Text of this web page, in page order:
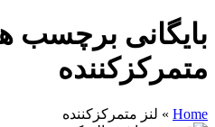
بایگانی برچسب
متمرکزکننده
Home
» لنز متمرکزکننده